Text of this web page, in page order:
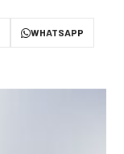
WHATSAPP